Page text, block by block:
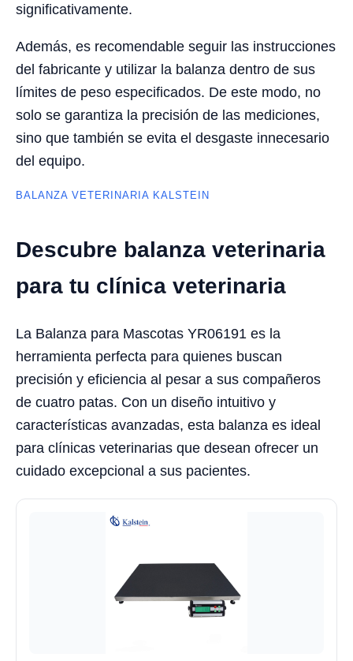
significativamente.
Además, es recomendable seguir las instrucciones
del fabricante y utilizar la balanza dentro de sus
límites de peso especificados. De este modo, no
solo se garantiza la precisión de las mediciones,
sino que también se evita el desgaste innecesario
del equipo.
BALANZA VETERINARIA KALSTEIN
Descubre balanza veterinaria
para tu clínica veterinaria
La Balanza para Mascotas YR06191 es la
herramienta perfecta para quienes buscan
precisión y eficiencia al pesar a sus compañeros
de cuatro patas. Con un diseño intuitivo y
características avanzadas, esta balanza es ideal
para clínicas veterinarias que desean ofrecer un
cuidado excepcional a sus pacientes.